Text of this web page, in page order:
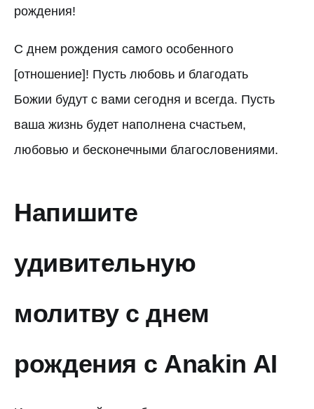
рождения!
С днем рождения самого особенного
[отношение]! Пусть любовь и благодать
Божии будут с вами сегодня и всегда. Пусть
ваша жизнь будет наполнена счастьем,
любовью и бесконечными благословениями.
Напишите
удивительную
молитву с днем
рождения с Anakin AI